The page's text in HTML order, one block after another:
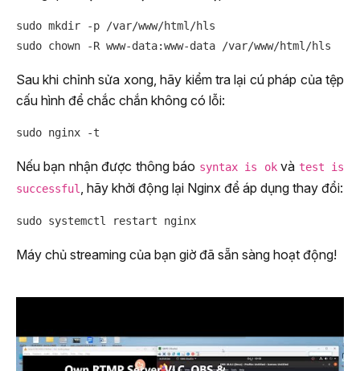
sudo mkdir -p /var/www/html/hls
Sau khi chỉnh sửa xong, hãy kiểm tra lại cú pháp của tệp
cấu hình để chắc chắn không có lỗi:
Nếu bạn nhận được thông báo syntax is okvà test is
successful, hãy khởi động lại Nginx để áp dụng thay đổi:
Máy chủ streaming của bạn giờ đã sẵn sàng hoạt động!